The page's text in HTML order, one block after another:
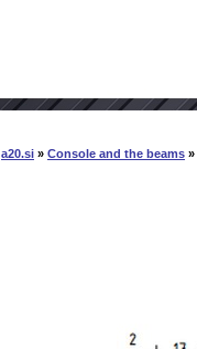
a20.si » Console and the beams